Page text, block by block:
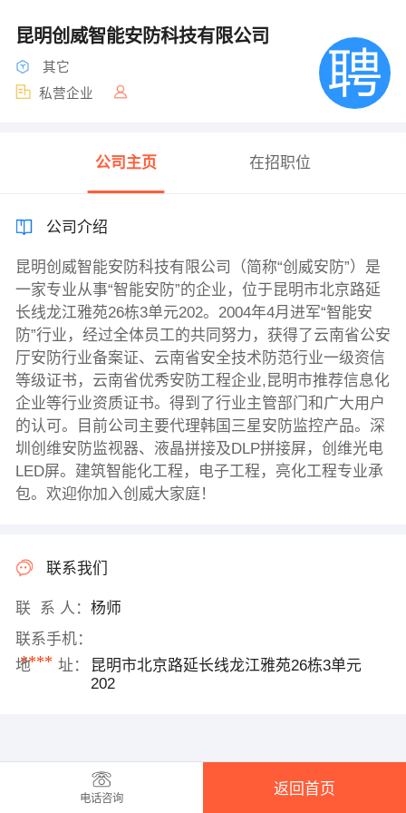
昆明创威智能安防科技有限公司
其它
私营企业
公司主页 在招职位
公司介绍
昆明创威智能安防科技有限公司（简称“创威安防”）是
一家专业从事“智能安防”的企业，位于昆明市北京路延
长线龙江雅苑26栋3单元202。2004年4月进军“智能安
防”行业，经过全体员工的共同努力，获得了云南省公安
厅安防行业备案证、云南省安全技术防范行业一级资信
等级证书，云南省优秀安防工程企业,昆明市推荐信息化
企业等行业资质证书。得到了行业主管部门和广大用户
的认可。目前公司主要代理韩国三星安防监控产品。深
圳创维安防监视器、液晶拼接及DLP拼接屏，创维光电
LED屏。建筑智能化工程，电子工程，亮化工程专业承
包。欢迎你加入创威大家庭！
联系我们
联 系 人： 杨师
联系手机：
****
地 址：
昆明市北京路延长线龙江雅苑26栋3单元
202
电话咨询
返回首页